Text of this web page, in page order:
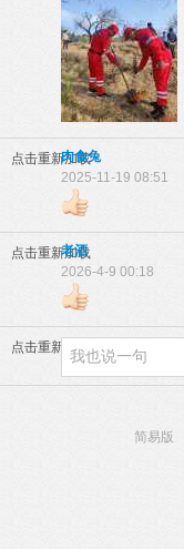
点击重新加载
肉食兔
2025-11-19 08:51
点击重新加载
老酒
2026-4-9 00:18
点击重新加载
简易版